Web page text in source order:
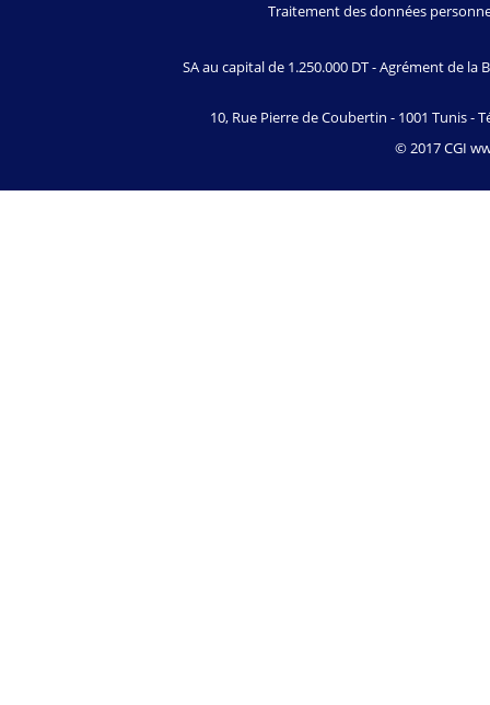
Traitement des données
SA au capital de 1.250.000 DT - Agrément de la
10, Rue Pierre de Coubertin - 1001 Tunis -
© 2017 CGI